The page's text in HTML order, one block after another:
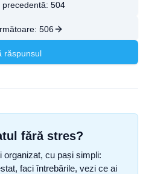
504
506
răspunsul
fără stres?
organizat, cu pași simpli:
faci întrebările, vezi ce ai